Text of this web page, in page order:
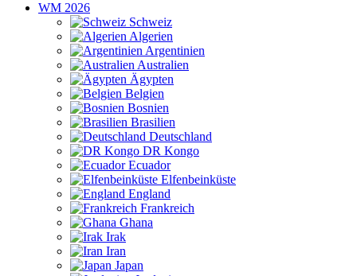
WM 2026
Schweiz
Algerien
Argentinien
Australien
Ägypten
Belgien
Bosnien
Brasilien
Deutschland
DR Kongo
Ecuador
Elfenbeinküste
England
Frankreich
Ghana
Irak
Iran
Japan